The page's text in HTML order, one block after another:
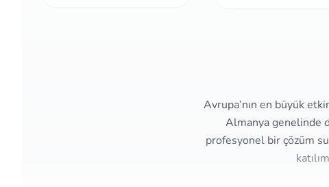
Avrupa’nın en büyük
Almanya genelinde
profesyonel bir çözüm